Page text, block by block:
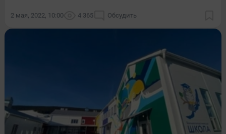
2 мая, 2022, 10:00 4 365 Обсудить